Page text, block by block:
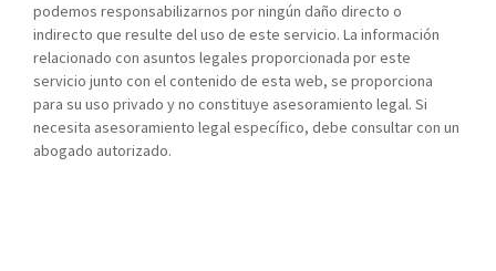
podemos responsabilizarnos por ningún daño directo o
indirecto que resulte del uso de este servicio. La información
relacionado con asuntos legales proporcionada por este
servicio junto con el contenido de esta web, se proporciona
para su uso privado y no constituye asesoramiento legal. Si
necesita asesoramiento legal específico, debe consultar con un
abogado autorizado.